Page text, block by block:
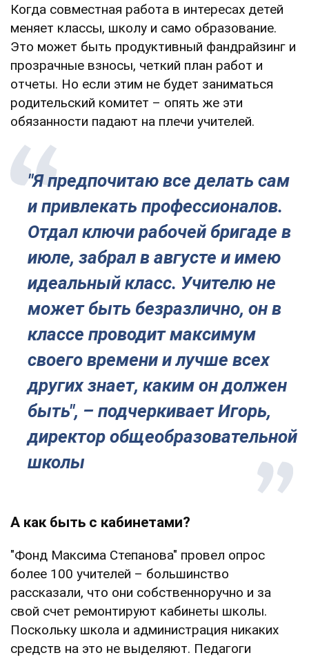
Когда совместная работа в интересах детей
меняет классы, школу и само образование.
Это может быть продуктивный фандрайзинг и
прозрачные взносы, четкий план работ и
отчеты. Но если этим не будет заниматься
родительский комитет – опять же эти
обязанности падают на плечи учителей.
"Я предпочитаю все делать сам
и привлекать профессионалов.
Отдал ключи рабочей бригаде в
июле, забрал в августе и имею
идеальный класс. Учителю не
может быть безразлично, он в
классе проводит максимум
своего времени и лучше всех
других знает, каким он должен
быть", – подчеркивает Игорь,
директор общеобразовательной
школы
А как быть с кабинетами?
"Фонд Максима Степанова" провел опрос
более 100 учителей – большинство
рассказали, что они собственноручно и за
свой счет ремонтируют кабинеты школы.
Поскольку школа и администрация никаких
средств на это не выделяют. Педагоги